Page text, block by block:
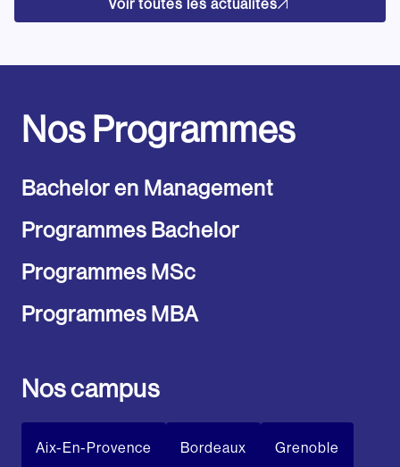
Voir toutes les actualités
Nos Programmes
Bachelor en Management
Programmes Bachelor
Programmes MSc
Programmes MBA
Nos campus
Aix-En-Provence Bordeaux Grenoble